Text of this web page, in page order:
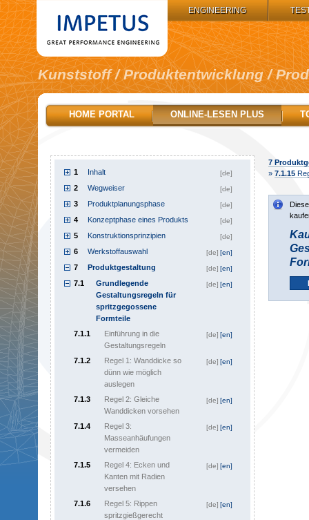
Kunststoff / Produktentwicklung /
7
» 7.1.15
1 Inhalt [de]
2 Wegweiser [de]
3 Produktplanungsphase [de]
4 Konzeptphase eines Produkts [de]
5 Konstruktionsprinzipien [de]
6 Werkstoffauswahl [en]
[de]
7 Produktgestaltung [en]
[de]
7.1
Grundlegende
Gestaltungsregeln für
spritzgegossene
Formteile
[en]
[de]
7.1.1
Einführung in die
Gestaltungsregeln
[en]
[de]
7.1.2
Regel 1: Wanddicke so
dünn wie möglich
auslegen
[en]
[de]
7.1.3
Regel 2: Gleiche
Wanddicken vorsehen
[en]
[de]
7.1.4
Regel 3:
Masseanhäufungen
vermeiden
[en]
[de]
7.1.5
Regel 4: Ecken und
Kanten mit Radien
versehen
[en]
[de]
7.1.6
Regel 5: Rippen
spritzgießgerecht
[en]
[de]
HOME PORTAL ONLINE-LESEN PLUS
ENGINEERING